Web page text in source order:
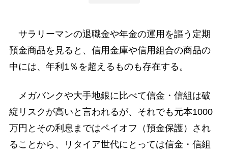
サラリーマンの退職金や年金の運用を謳う定期
預金商品を見ると、信用金庫や信用組合の商品の
中には、年利1％を超えるものも存在する。
メガバンクや大手地銀に比べて信金・信組は破
綻リスクが高いと言われるが、それでも元本1000
万円とその利息まではペイオフ（預金保護）され
ることから、リタイア世代にとっては信金・信組